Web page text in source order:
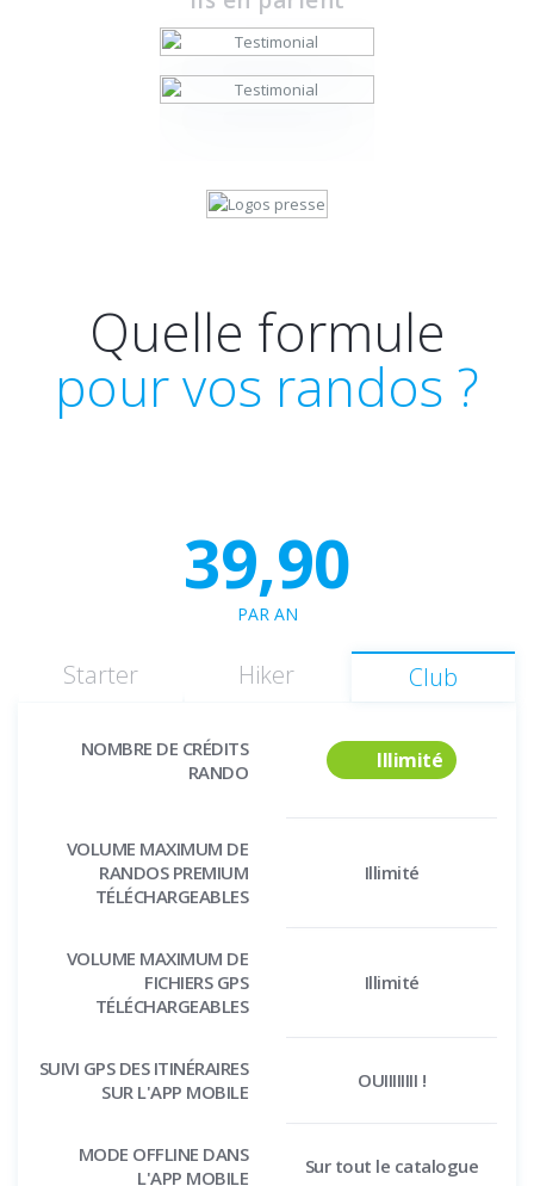
Quelle formule
pour vos randos ?
39,90
PAR AN
Starter Hiker Club
NOMBRE DE CRÉDITS
RANDO
Illimité
VOLUME MAXIMUM DE
RANDOS PREMIUM
TÉLÉCHARGEABLES
Illimité
VOLUME MAXIMUM DE
FICHIERS GPS
TÉLÉCHARGEABLES
Illimité
SUIVI GPS DES ITINÉRAIRES
SUR L'APP MOBILE
OUIIIIIIII !
MODE OFFLINE DANS
L'APP MOBILE
Sur tout le catalogue